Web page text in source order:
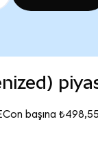
başına